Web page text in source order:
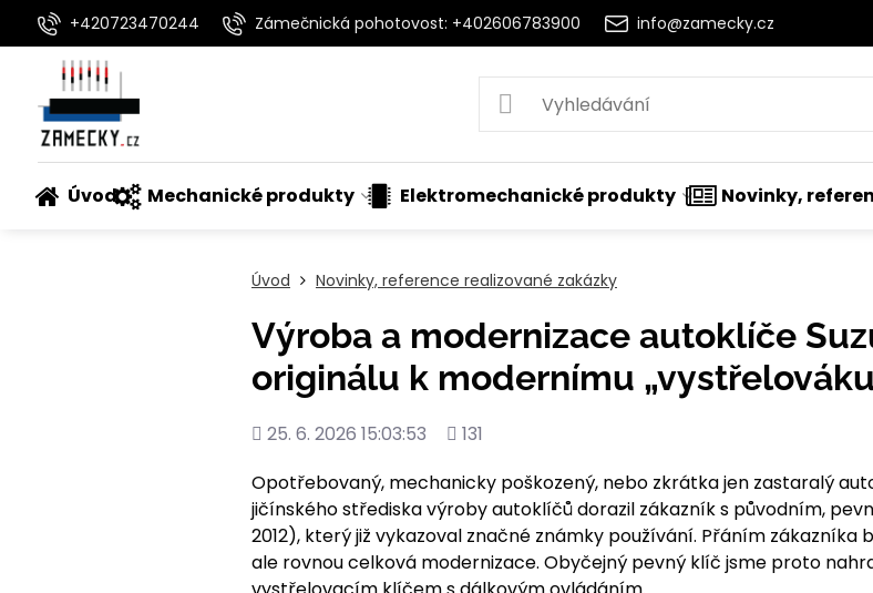
+420723470244 Zámečnická pohotovost: +402606783900 info@zamecky.cz
Úvod Mechanické produkty Elektromechanické produkty Novinky,
Úvod Novinky, reference realizované zakázky
Výroba a modernizace autoklíče
originálu k modernímu
Přidáno
25. 6. 2026 15:03:53
Počet
131
Opotřebovaný, mechanicky poškozený, nebo zkrátka jen zastaralý
jičínského střediska výroby autoklíčů dorazil zákazník s původním,
2012), který již vykazoval značné známky používání. Přáním
ale rovnou celková modernizace. Obyčejný pevný klíč jsme proto